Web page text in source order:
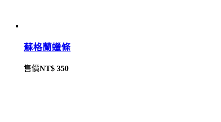
蘇格蘭蠟條
售價NT$ 350